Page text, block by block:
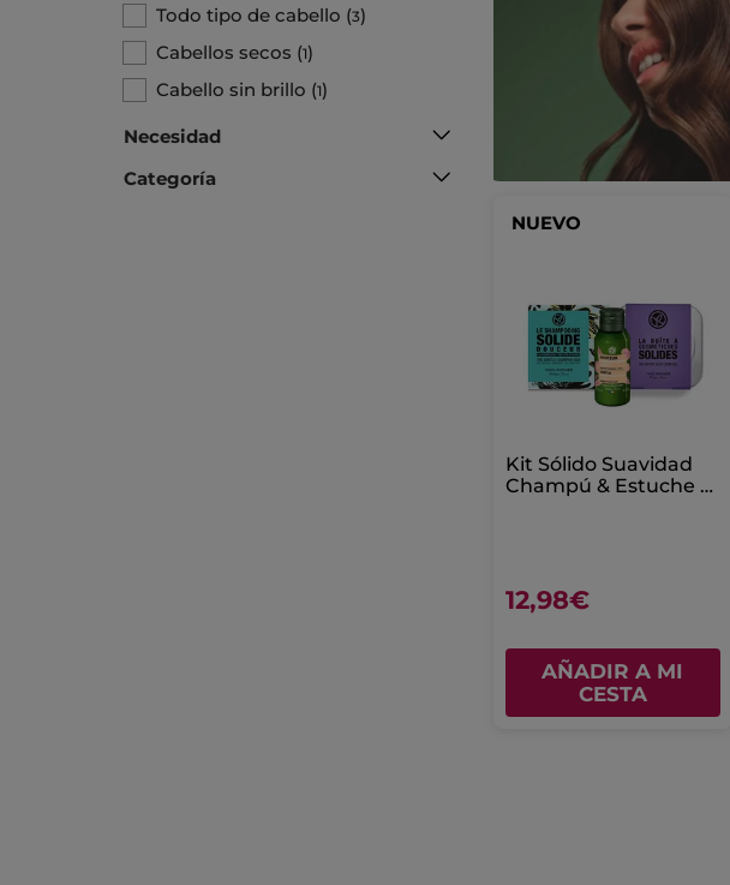
Todo tipo de cabello (3)
Cabellos secos (1)
Cabello sin brillo (1)
Necesidad
Categoría
NUEVO
Kit Sólido Suavidad
Champú & Estuche -
12,98€
AÑADIR A MI
CESTA